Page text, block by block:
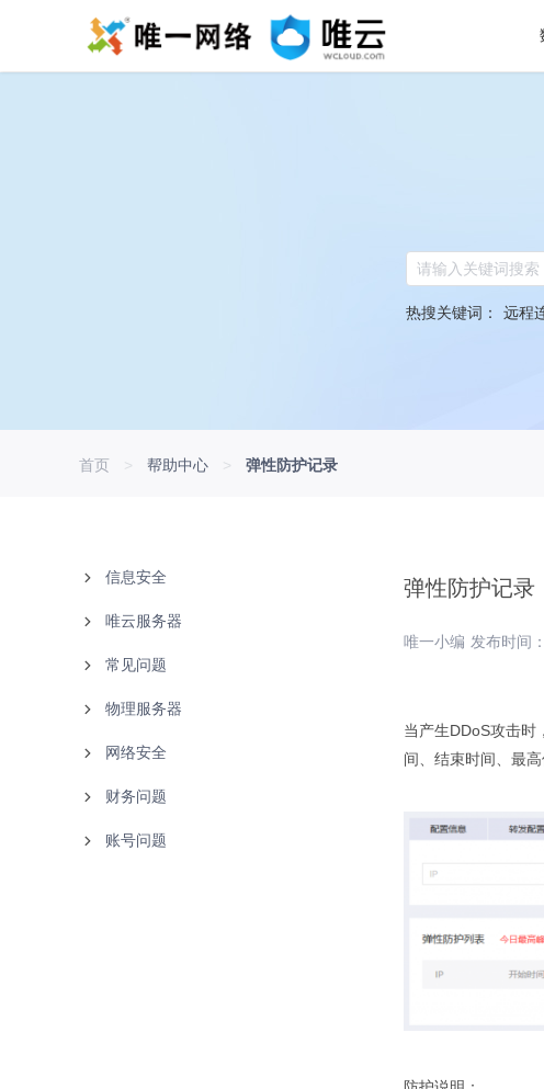
热搜关键词： 远程
首页 > 帮助中心 > 弹性防护记录
信息安全
备案中心
实名认证
白名单
唯云服务器
使用说明
故障处理
购买指南
常见问题
文档下载
联系客服
产品知识
唯云
物理服务器
使用说明
故障处理
网络安全
产品介绍
使用说明
财务问题
付款方式
账号问题
弹性防护记录
唯一小编 发布时间
当产生DDoS攻击时
间、结束时间、最